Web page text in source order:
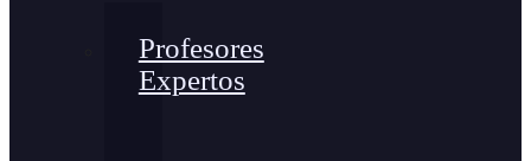
Profesores
Expertos